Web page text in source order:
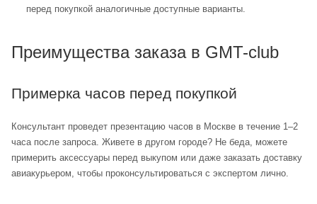
перед покупкой аналогичные доступные варианты.
Преимущества заказа в GMT-club
Примерка часов перед покупкой
Консультант проведет презентацию часов в Москве в течение 1–2
часа после запроса. Живете в другом городе? Не беда, можете
примерить аксессуары перед выкупом или даже заказать доставку
авиакурьером, чтобы проконсультироваться с экспертом лично.